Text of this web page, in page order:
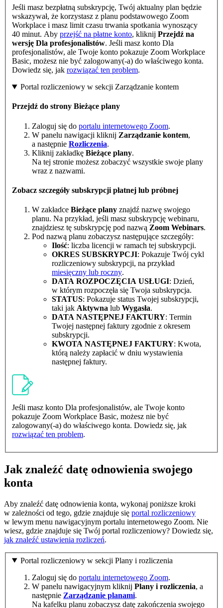
Jeśli masz bezpłatną subskrypcję, Twój aktualny plan będzie
wskazywał, że korzystasz z planu podstawowego Zoom
Workplace i masz limit czasu trwania spotkania wynoszący
40 minut. Aby przejść na płatne konto, kliknij Przejdź na
wersję Dla profesjonalistów. Jeśli masz konto Dla
profesjonalistów, ale Twoje konto pokazuje Zoom Workplace
Basic, możesz nie być zalogowany(-a) do właściwego konta.
Dowiedz się, jak rozwiązać ten problem.
Portal rozliczeniowy w sekcji Zarządzanie kontem
Przejdź do strony Bieżące plany
Zaloguj się do portalu internetowego Zoom.
W panelu nawigacji kliknij Zarządzanie kontem,
a następnie Rozliczenia.
Kliknij zakładkę Bieżące plany.
Na tej stronie możesz zobaczyć wszystkie swoje plany
wraz z nazwami.
Zobacz szczegóły subskrypcji płatnej lub próbnej
W zakładce Bieżące plany znajdź nazwę swojego
planu. Na przykład, jeśli masz subskrypcję webinaru,
znajdziesz tę subskrypcję pod nazwą Zoom Webinars.
Pod nazwą planu zobaczysz następujące szczegóły:
Ilość: liczba licencji w ramach tej subskrypcji.
OKRES SUBSKRYPCJI: Pokazuje Twój cykl
rozliczeniowy subskrypcji, na przykład
miesięczny lub roczny.
DATA ROZPOCZĘCIA USŁUGI: Dzień,
w którym rozpoczęła się Twoja subskrypcja.
STATUS: Pokazuje status Twojej subskrypcji,
taki jak Aktywna lub Wygasła.
DATA NASTĘPNEJ FAKTURY: Termin
Twojej następnej faktury zgodnie z okresem
subskrypcji.
KWOTA NASTĘPNEJ FAKTURY: Kwota,
którą należy zapłacić w dniu wystawienia
następnej faktury.
Jeśli masz konto Dla profesjonalistów, ale Twoje konto
pokazuje Zoom Workplace Basic, możesz nie być
zalogowany(-a) do właściwego konta. Dowiedz się, jak
rozwiązać ten problem.
Jak znaleźć datę odnowienia swojego
konta
Aby znaleźć datę odnowienia konta, wykonaj poniższe kroki
w zależności od tego, gdzie znajduje się portal rozliczeniowy
w lewym menu nawigacyjnym portalu internetowego Zoom. Nie
wiesz, gdzie znajduje się Twój portal rozliczeniowy? Dowiedz się,
jak znaleźć ustawienia rozliczeń.
Portal rozliczeniowy w sekcji Plany i rozliczenia
Zaloguj się do portalu internetowego Zoom.
W panelu nawigacyjnym kliknij Plany i rozliczenia, a
następnie Zarządzanie planami.
Na kafelku planu zobaczysz datę zakończenia swojego